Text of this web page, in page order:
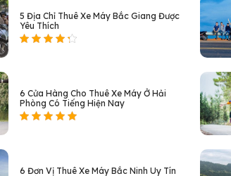
5 Địa Chỉ Thuê Xe Máy Bắc Giang Được
Yêu Thích
6 Cửa Hàng Cho Thuê Xe Máy Ở Hải
Phòng Có Tiếng Hiện Nay
6 Đơn Vị Thuê Xe Máy Bắc Ninh Uy Tín